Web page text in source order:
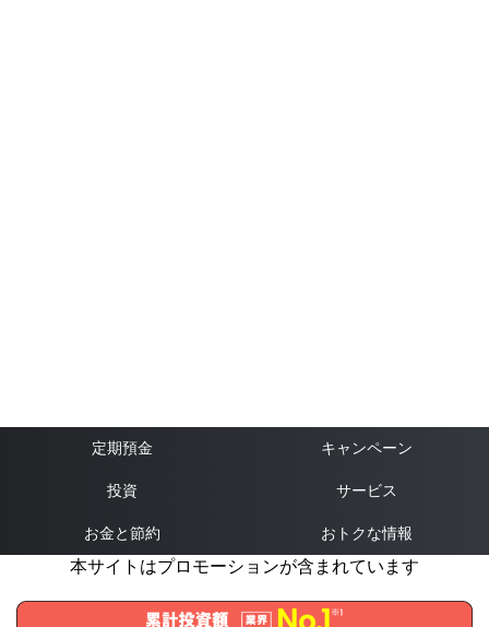
定期預金 キャンペーン
投資 サービス
お金と節約 おトクな情報
本サイトはプロモーションが含まれています